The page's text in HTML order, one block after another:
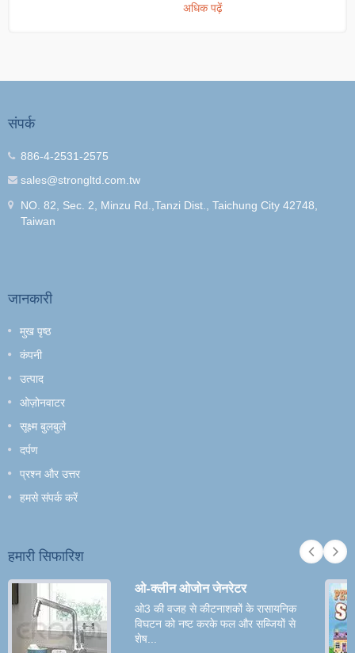
अधिक पढ़ें
संपर्क
886-4-2531-2575
sales@strongltd.com.tw
NO. 82, Sec. 2, Minzu Rd.,Tanzi Dist., Taichung City 42748,
Taiwan
जानकारी
मुख पृष्ठ
कंपनी
उत्पाद
ओज़ोनवाटर
सूक्ष्म बुलबुले
दर्पण
प्रश्न और उत्तर
हमसे संपर्क करें
हमारी सिफारिश
ओ-क्लीन ओजोन जेनरेटर
ओ3 की वजह से कीटनाशकों के रासायनिक
विघटन को नष्ट करके फल और सब्जियों से
शेष...